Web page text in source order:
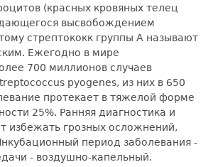
(красных кровяных телец
высвобождением
стрептококк группы А называют
Ежегодно в мире
700 миллионов случаев
pyogenes, из них в 650
протекает в тяжелой форме
25%. Ранняя диагностика и
избежать грозных осложнений,
период заболевания -
- воздушно-капельный.